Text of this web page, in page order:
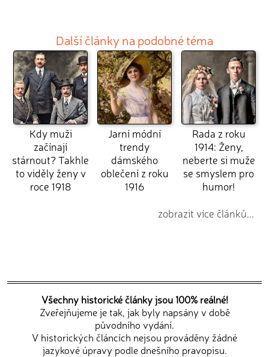
Další články na podobné téma
Kdy muži
začínají
stárnout? Takhle
to viděly ženy v
roce 1918
Jarní módní
trendy
dámského
oblečení z roku
1916
Rada z roku
1914: Ženy,
neberte si muže
se smyslem pro
humor!
zobrazit více článků...
Všechny historické články jsou 100% reálné!
Zveřejňujeme je tak, jak byly napsány v době
původního vydání.
V historických článcích nejsou prováděny žádné
jazykové úpravy podle dnešního pravopisu.